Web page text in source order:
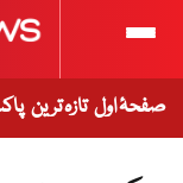
صفحۂ اول تازہ ترین